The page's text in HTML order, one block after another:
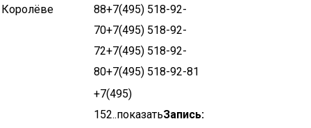
Королёве
88+7(495) 518-92-
70+7(495) 518-92-
72+7(495) 518-92-
80+7(495) 518-92-81
+7(495)
152..показатьЗапись: